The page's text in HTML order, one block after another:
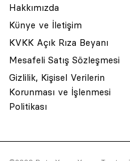
Hakkımızda
Künye ve İletişim
KVKK Açık Rıza Beyanı
Mesafeli Satış Sözleşmesi
Gizlilik, Kişisel Verilerin
Korunması ve İşlenmesi
Politikası
© 2001 Rota Yayın Yapım
Asquared WordPress